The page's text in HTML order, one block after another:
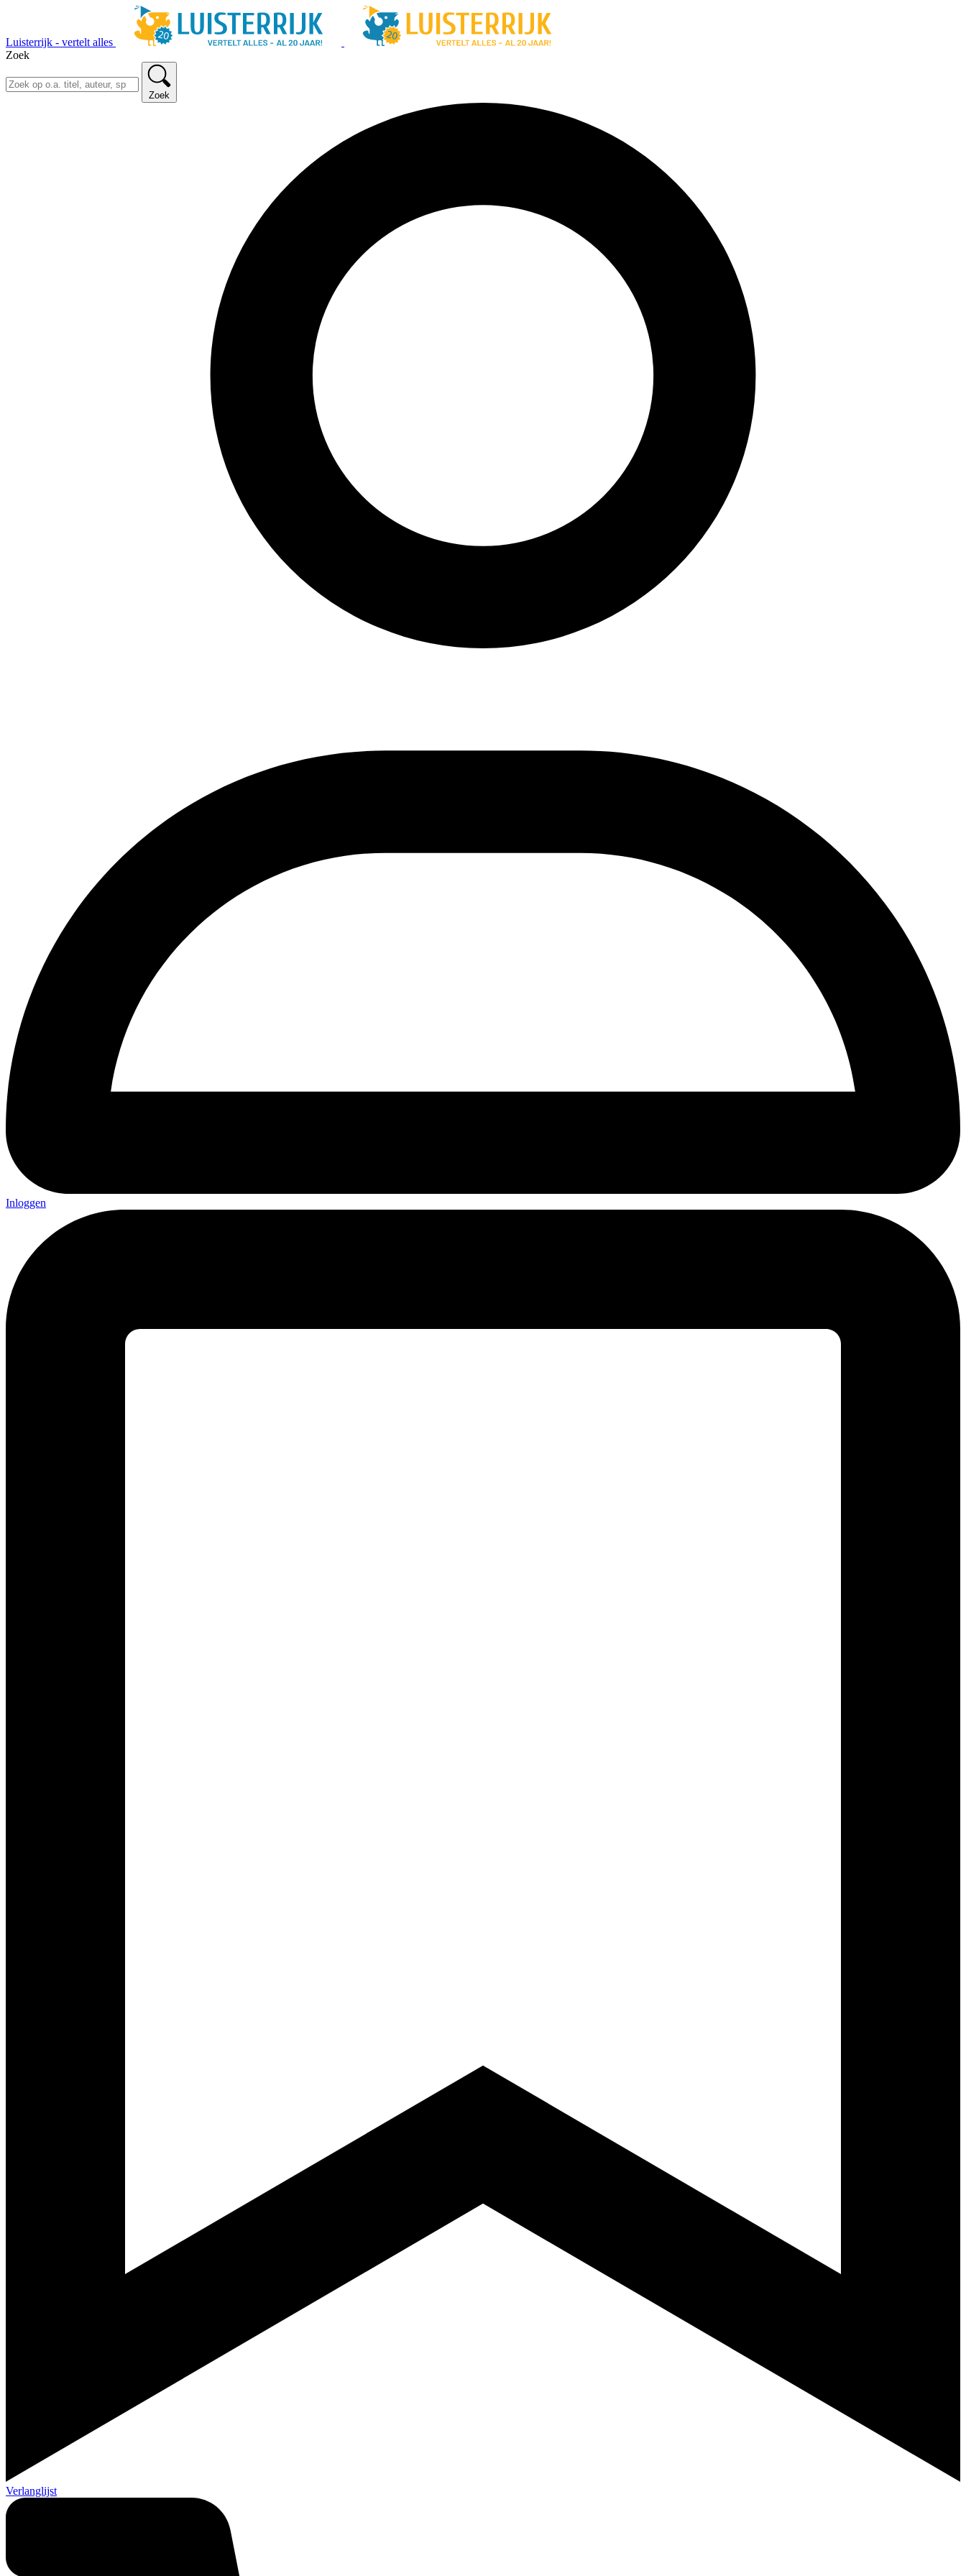
Luisterrijk - vertelt alles
Zoek
Zoek
Inloggen
Verlanglijst